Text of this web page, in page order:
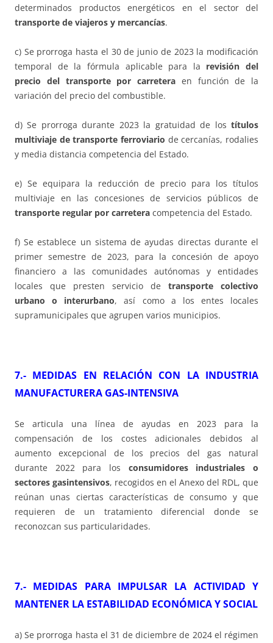
determinados productos energéticos en el sector del
transporte de viajeros y mercancías.
c) Se prorroga hasta el 30 de junio de 2023 la modificación
temporal de la fórmula aplicable para la revisión del
precio del transporte por carretera en función de la
variación del precio del combustible.
d) Se prorroga durante 2023 la gratuidad de los títulos
multiviaje de transporte ferroviario de cercanías, rodalies
y media distancia competencia del Estado.
e) Se equipara la reducción de precio para los títulos
multiviaje en las concesiones de servicios públicos de
transporte regular por carretera competencia del Estado.
f) Se establece un sistema de ayudas directas durante el
primer semestre de 2023, para la concesión de apoyo
financiero a las comunidades autónomas y entidades
locales que presten servicio de transporte colectivo
urbano o interurbano, así como a los entes locales
supramunicipales que agrupen varios municipios.
7.- MEDIDAS EN RELACIÓN CON LA INDUSTRIA
MANUFACTURERA GAS-INTENSIVA
Se articula una línea de ayudas en 2023 para la
compensación de los costes adicionales debidos al
aumento excepcional de los precios del gas natural
durante 2022 para los consumidores industriales o
sectores gasintensivos, recogidos en el Anexo del RDL, que
reúnan unas ciertas características de consumo y que
requieren de un tratamiento diferencial donde se
reconozcan sus particularidades.
7.- MEDIDAS PARA IMPULSAR LA ACTIVIDAD Y
MANTENER LA ESTABILIDAD ECONÓMICA Y SOCIAL
a) Se prorroga hasta el 31 de diciembre de 2024 el régimen